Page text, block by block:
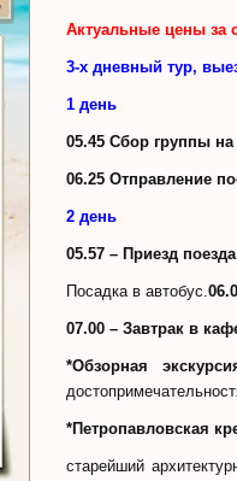
Актуальные цены за
3-х дневный тур,
1 день
05.45 Сбор группы
06.25 Отправление
2 день
05.57 – Приезд
Посадка в автобус.
07.00 – Завтрак в
*Обзорная
*Петропавловская
старейший